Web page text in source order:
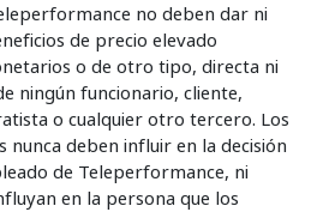
no deben dar ni
de precio elevado
o de otro tipo, directa ni
ningún funcionario, cliente,
o cualquier otro tercero. Los
nunca deben influir en la decisión
de Teleperformance, ni
en la persona que los